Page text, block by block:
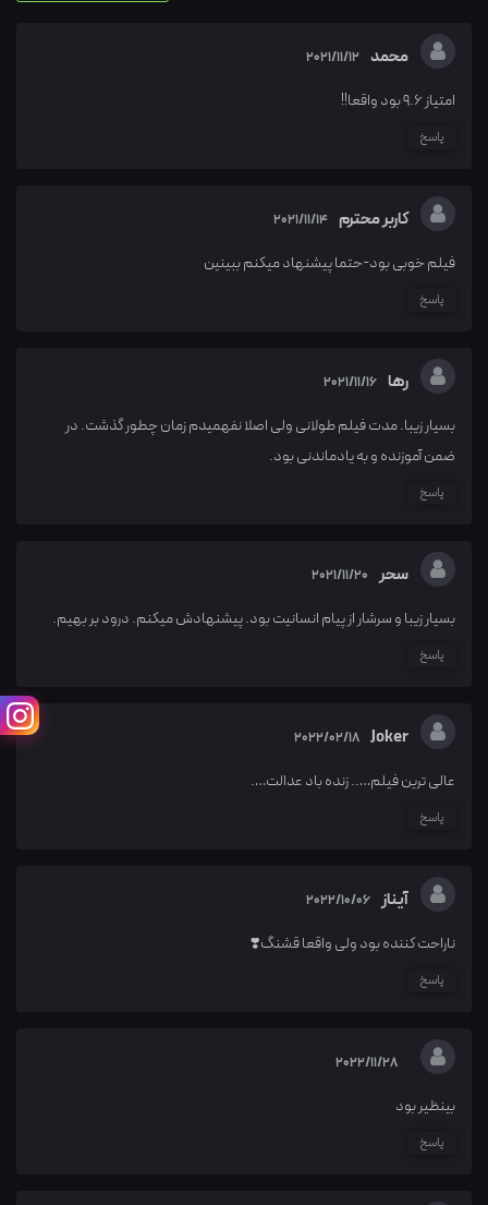
محمد 2021/11/12
امتیاز 9.6 بود واقعا!!
پاسخ
کاربر محترم 2021/11/14
فیلم خوبی بود-حتما پیشنهاد میکنم ببینین
پاسخ
رها 2021/11/16
بسیار زیبا. مدت فیلم طولانی ولی اصلا نفهمیدم زمان چطور گذشت. در
ضمن آموزنده و به یادماندنی بود.
پاسخ
سحر 2021/11/20
بسیار زیبا و سرشار از پیام انسانیت بود. پیشنهادش میکنم. درود بر بهیم.
پاسخ
Joker
2022/02/18
عالی ترین فیلم….. زنده باد عدالت….
پاسخ
آیناز 2022/10/06
ناراحت کننده بود ولی واقعا قشنگ❣️
پاسخ
2022/11/28
بينظير بود
پاسخ